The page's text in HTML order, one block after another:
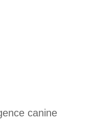
canine